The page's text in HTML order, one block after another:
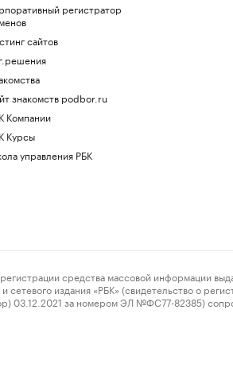
регистратор
сайтов
знакомств podbor.ru
Компании
Курсы
управления РБК
средства массовой информации
издания «РБК» (свидетельство о
03.12.2021 за номером ЭЛ №ФС77-82385)